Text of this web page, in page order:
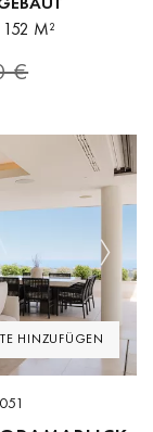
152 M²
€
HINZUFÜGEN
Next